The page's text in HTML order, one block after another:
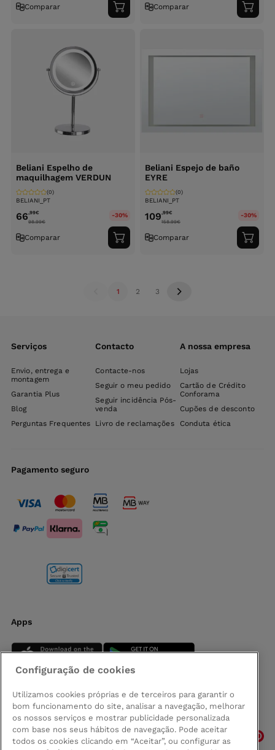
Comparar
Adicionar
ao
Comparar
ao
Beliani Espelho de
maquilhagem VERDUN
BELIANI_PT
(0)
66,99€
98.99€
-30%
Comparar
Adicionar
ao
Beliani Espejo de baño
EYRE
BELIANI_PT
(0)
109,99€
158.99€
-30%
Comparar
ao
1 2 3
Serviços
Envio, entrega e
montagem
Garantia Plus
Blog
Perguntas Frequentes
Contacto
Contacte-nos
Seguir o meu pedido
Seguir incidência Pós-
venda
Livro de reclamações
A nossa empresa
Lojas
Cartão de Crédito
Conforama
Cupões de desconto
Conduta ética
Pagamento seguro
Apps
Siga-nos
Configuração de cookies
Utilizamos cookies próprias e de terceiros para garantir o
bom funcionamento do site, analisar a navegação, melhorar
os nossos serviços e mostrar publicidade personalizada
com base nos seus hábitos de navegação. Pode aceitar
todos os cookies clicando em “Aceitar”, ou configurar as